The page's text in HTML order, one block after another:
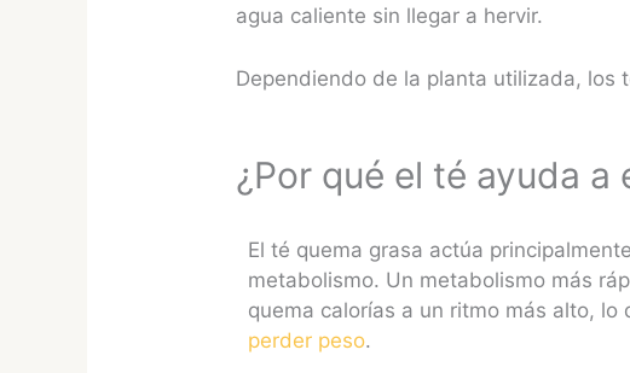
agua caliente sin llegar a hervir.
Dependiendo de la planta utilizada, los
¿Por qué el té ayuda a
El té quema grasa actúa
metabolismo. Un metabolismo más
quema calorías a un ritmo más alto, lo
perder peso.